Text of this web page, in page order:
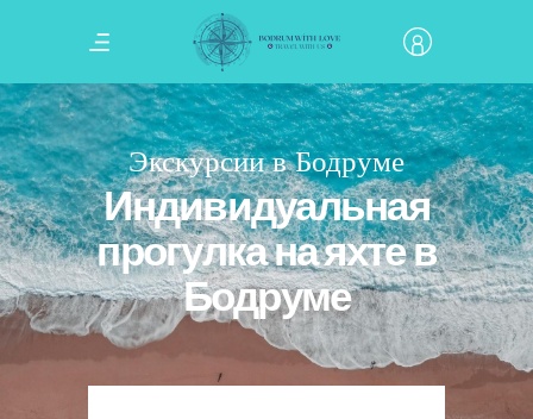
Экскурсии в Бодруме
Индивидуальная
прогулка на яхте в
Бодруме